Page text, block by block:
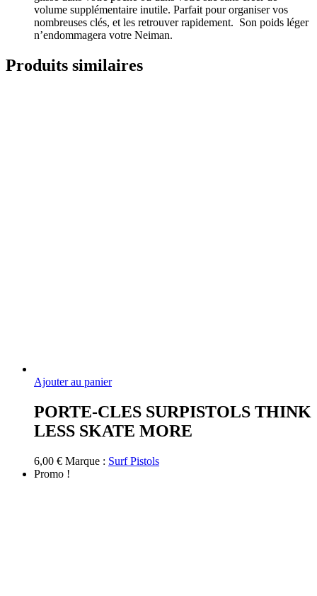
volume supplémentaire inutile. Parfait pour organiser vos
nombreuses clés, et les retrouver rapidement. Son poids léger
n’endommagera votre Neiman.
Produits similaires
Ajouter au panier
PORTE-CLES SURPISTOLS THINK
LESS SKATE MORE
6,00 € Marque : Surf Pistols
Promo !